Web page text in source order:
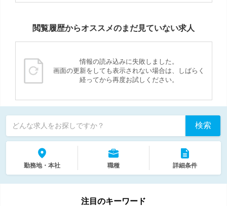
閲覧履歴からオススメのまだ見ていない求人
情報の読み込みに失敗しました。
画面の更新をしても表示されない場合は、しばらく
経ってから再度お試しください。
どんな求人をお探しですか？ 検索
勤務地・本社 職種 詳細条件
注目のキーワード